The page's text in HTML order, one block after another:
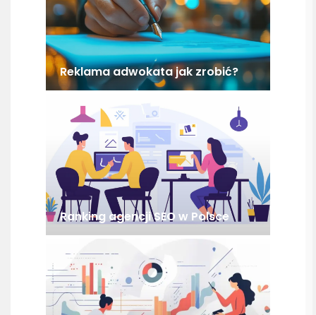
Reklama adwokata jak zrobić?
Ranking agencji SEO w Polsce